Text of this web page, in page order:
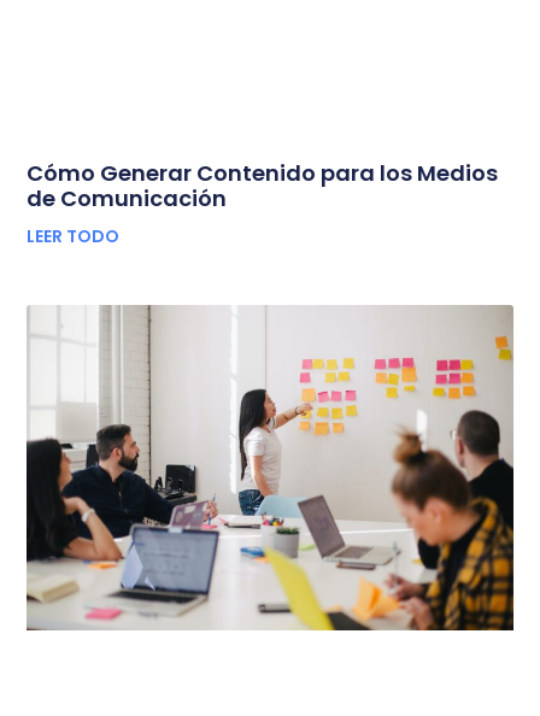
Cómo Generar Contenido para los Medios
de Comunicación
LEER TODO